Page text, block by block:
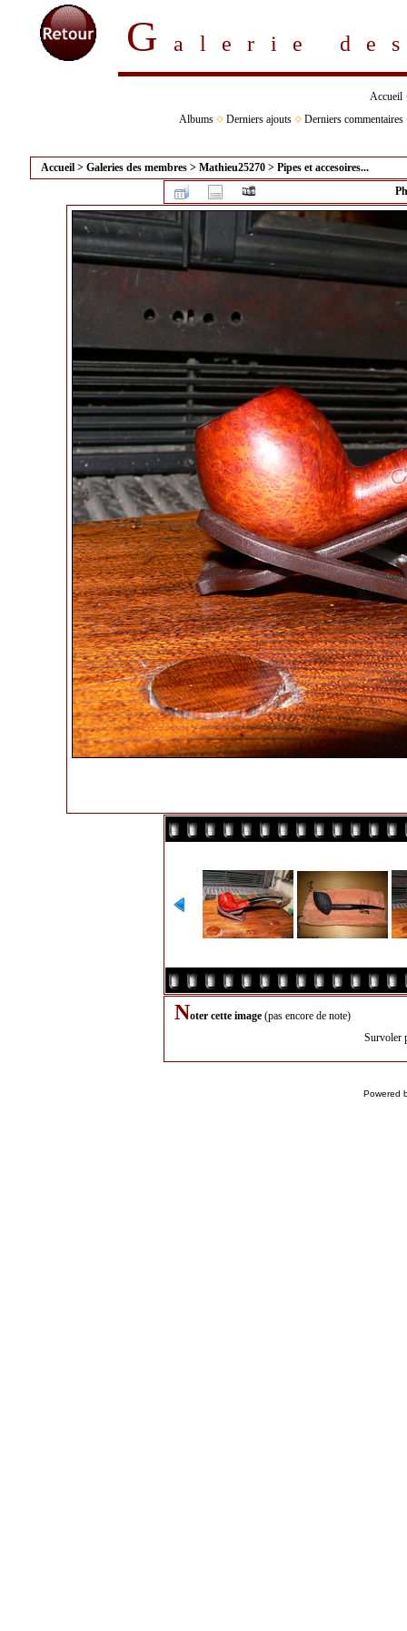
Galerie
Accueil
Albums
Derniers ajouts Derniers commentaires
Accueil > Galeries des membres > Mathieu25270 > Pipes et accesoires...
Noter cette image (pas encore de note)
Survoler
Powered